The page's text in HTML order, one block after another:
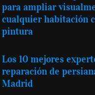
para ampliar
cualquier habitación
pintura
Los 10 mejores
reparación de
Madrid